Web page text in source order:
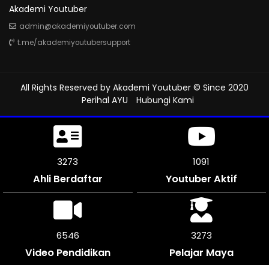
Akademi Youtuber
admin@akademiyoutuber.com
t.me/akademiyoutubersupport
All Rights Reserved by Akademi Youtuber © Since 2020
Perihal AYU
Hubungi Kami
3762
Ahli Berdaftar
1253
Youtuber Aktif
7518
Video Pendidikan
3759
Pelajar Maya